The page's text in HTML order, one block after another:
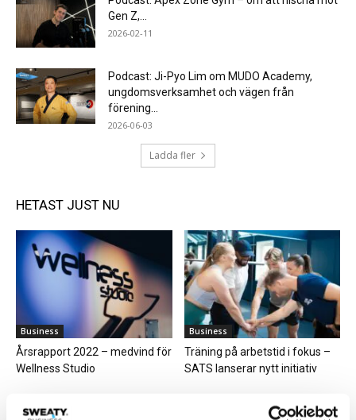
Gen Z,...
2026-02-11
Podcast: Ji-Pyo Lim om MUDO Academy,
ungdomsverksamhet och vägen från
förening...
2026-06-03
Ladda fler
HETAST JUST NU
Business
Årsrapport 2022 – medvind för
Wellness Studio
Business
Träning på arbetstid i fokus –
SATS lanserar nytt initiativ